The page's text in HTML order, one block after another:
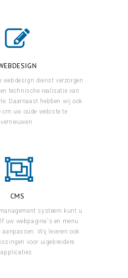
webdesign dienst verzorgen
technische realisatie van
Daarnaast hebben wij ook
om uw oude webiste te
vernieuwen.
CMS
systeem kunt u
uw webpagina's en menu
aanpassen. Wij leveren ook
voor uigebreidere
applicaties.